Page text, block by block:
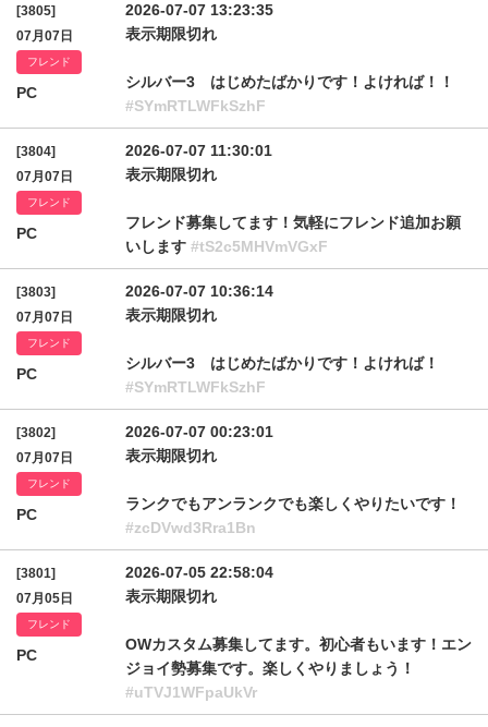
[3805]
07月07日
フレンド
PC
2026-07-07 13:23:35
表示期限切れ
シルバー3 はじめたばかりです！よければ！！
#SYmRTLWFkSzhF
[3804]
07月07日
フレンド
PC
2026-07-07 11:30:01
表示期限切れ
フレンド募集してます！気軽にフレンド追加お願
いします #tS2c5MHVmVGxF
[3803]
07月07日
フレンド
PC
2026-07-07 10:36:14
表示期限切れ
シルバー3 はじめたばかりです！よければ！
#SYmRTLWFkSzhF
[3802]
07月07日
フレンド
PC
2026-07-07 00:23:01
表示期限切れ
ランクでもアンランクでも楽しくやりたいです！
#zcDVwd3Rra1Bn
[3801]
07月05日
フレンド
PC
2026-07-05 22:58:04
表示期限切れ
OWカスタム募集してます。初心者もいます！エン
ジョイ勢募集です。楽しくやりましょう！
#uTVJ1WFpaUkVr